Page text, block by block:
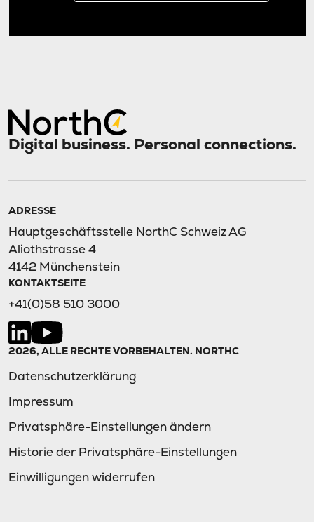
Digital business. Personal connections.
ADRESSE
Hauptgeschäftsstelle NorthC Schweiz AG
Aliothstrasse 4
4142 Münchenstein
KONTAKTSEITE
+41(0)58 510 3000
2026, ALLE RECHTE VORBEHALTEN. NORTHC
Datenschutzerklärung
Impressum
Privatsphäre-Einstellungen ändern
Historie der Privatsphäre-Einstellungen
Einwilligungen widerrufen